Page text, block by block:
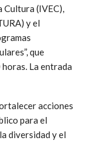
(IVEC),
y el
que
La entrada
acciones
para el
diversidad y el